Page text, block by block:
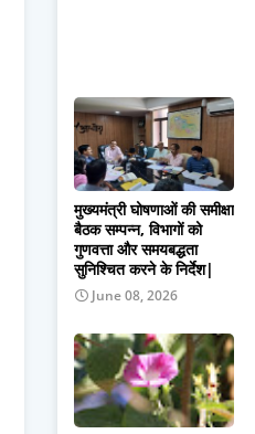
मुख्यमंत्री घोषणाओं की समीक्षा
बैठक सम्पन्न, विभागों को
गुणवत्ता और समयबद्धता
सुनिश्चित करने के निर्देश|
June 08, 2026